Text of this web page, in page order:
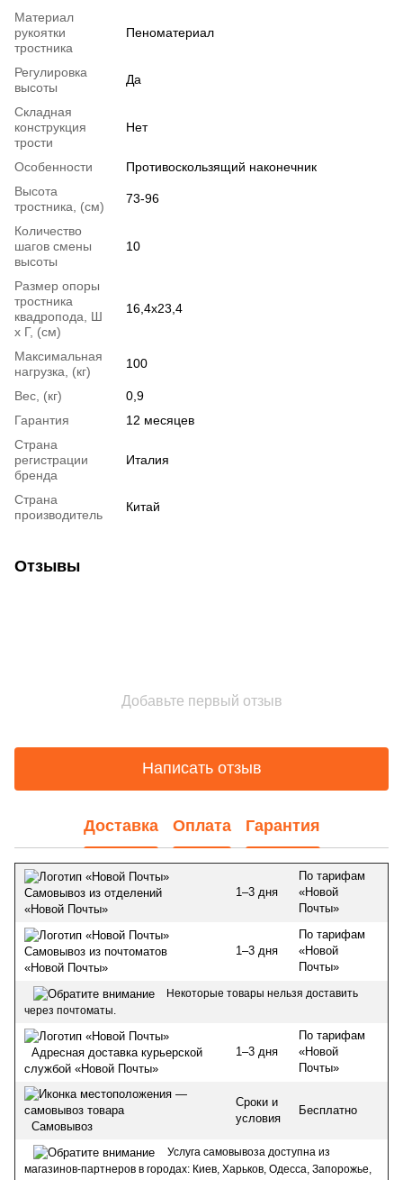
Материал
рукоятки
тростника
Пеноматериал
Регулировка
высоты
Да
Складная
конструкция
трости
Нет
Особенности
Противоскользящий наконечник
Высота
тростника, (см)
73-96
Количество
шагов смены
высоты
10
Размер опоры
тростника
квадропода, Ш
х Г, (см)
16,4x23,4
Максимальная
нагрузка, (кг)
100
Вес, (кг)
0,9
Гарантия
12 месяцев
Страна
регистрации
бренда
Италия
Страна
производитель
Китай
Отзывы
Добавьте первый отзыв
Написать отзыв
Доставка Оплата Гарантия
Самовывоз из отделений
«Новой Почты»
1–3 дня
По тарифам
«Новой
Почты»
Самовывоз из почтоматов
«Новой Почты»
1–3 дня
По тарифам
«Новой
Почты»
Некоторые товары нельзя доставить
через почтоматы.
Адресная доставка курьерской
службой «Новой Почты»
1–3 дня
По тарифам
«Новой
Почты»
Самовывоз
Сроки и
условия
Бесплатно
Услуга самовывоза доступна из
магазинов-партнеров в городах: Киев, Харьков, Одесса, Запорожье,